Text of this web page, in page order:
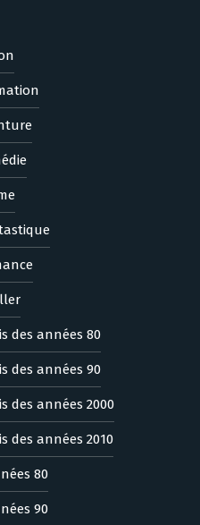
des années 80
des années 90
des années 2000
des années 2010
80
90